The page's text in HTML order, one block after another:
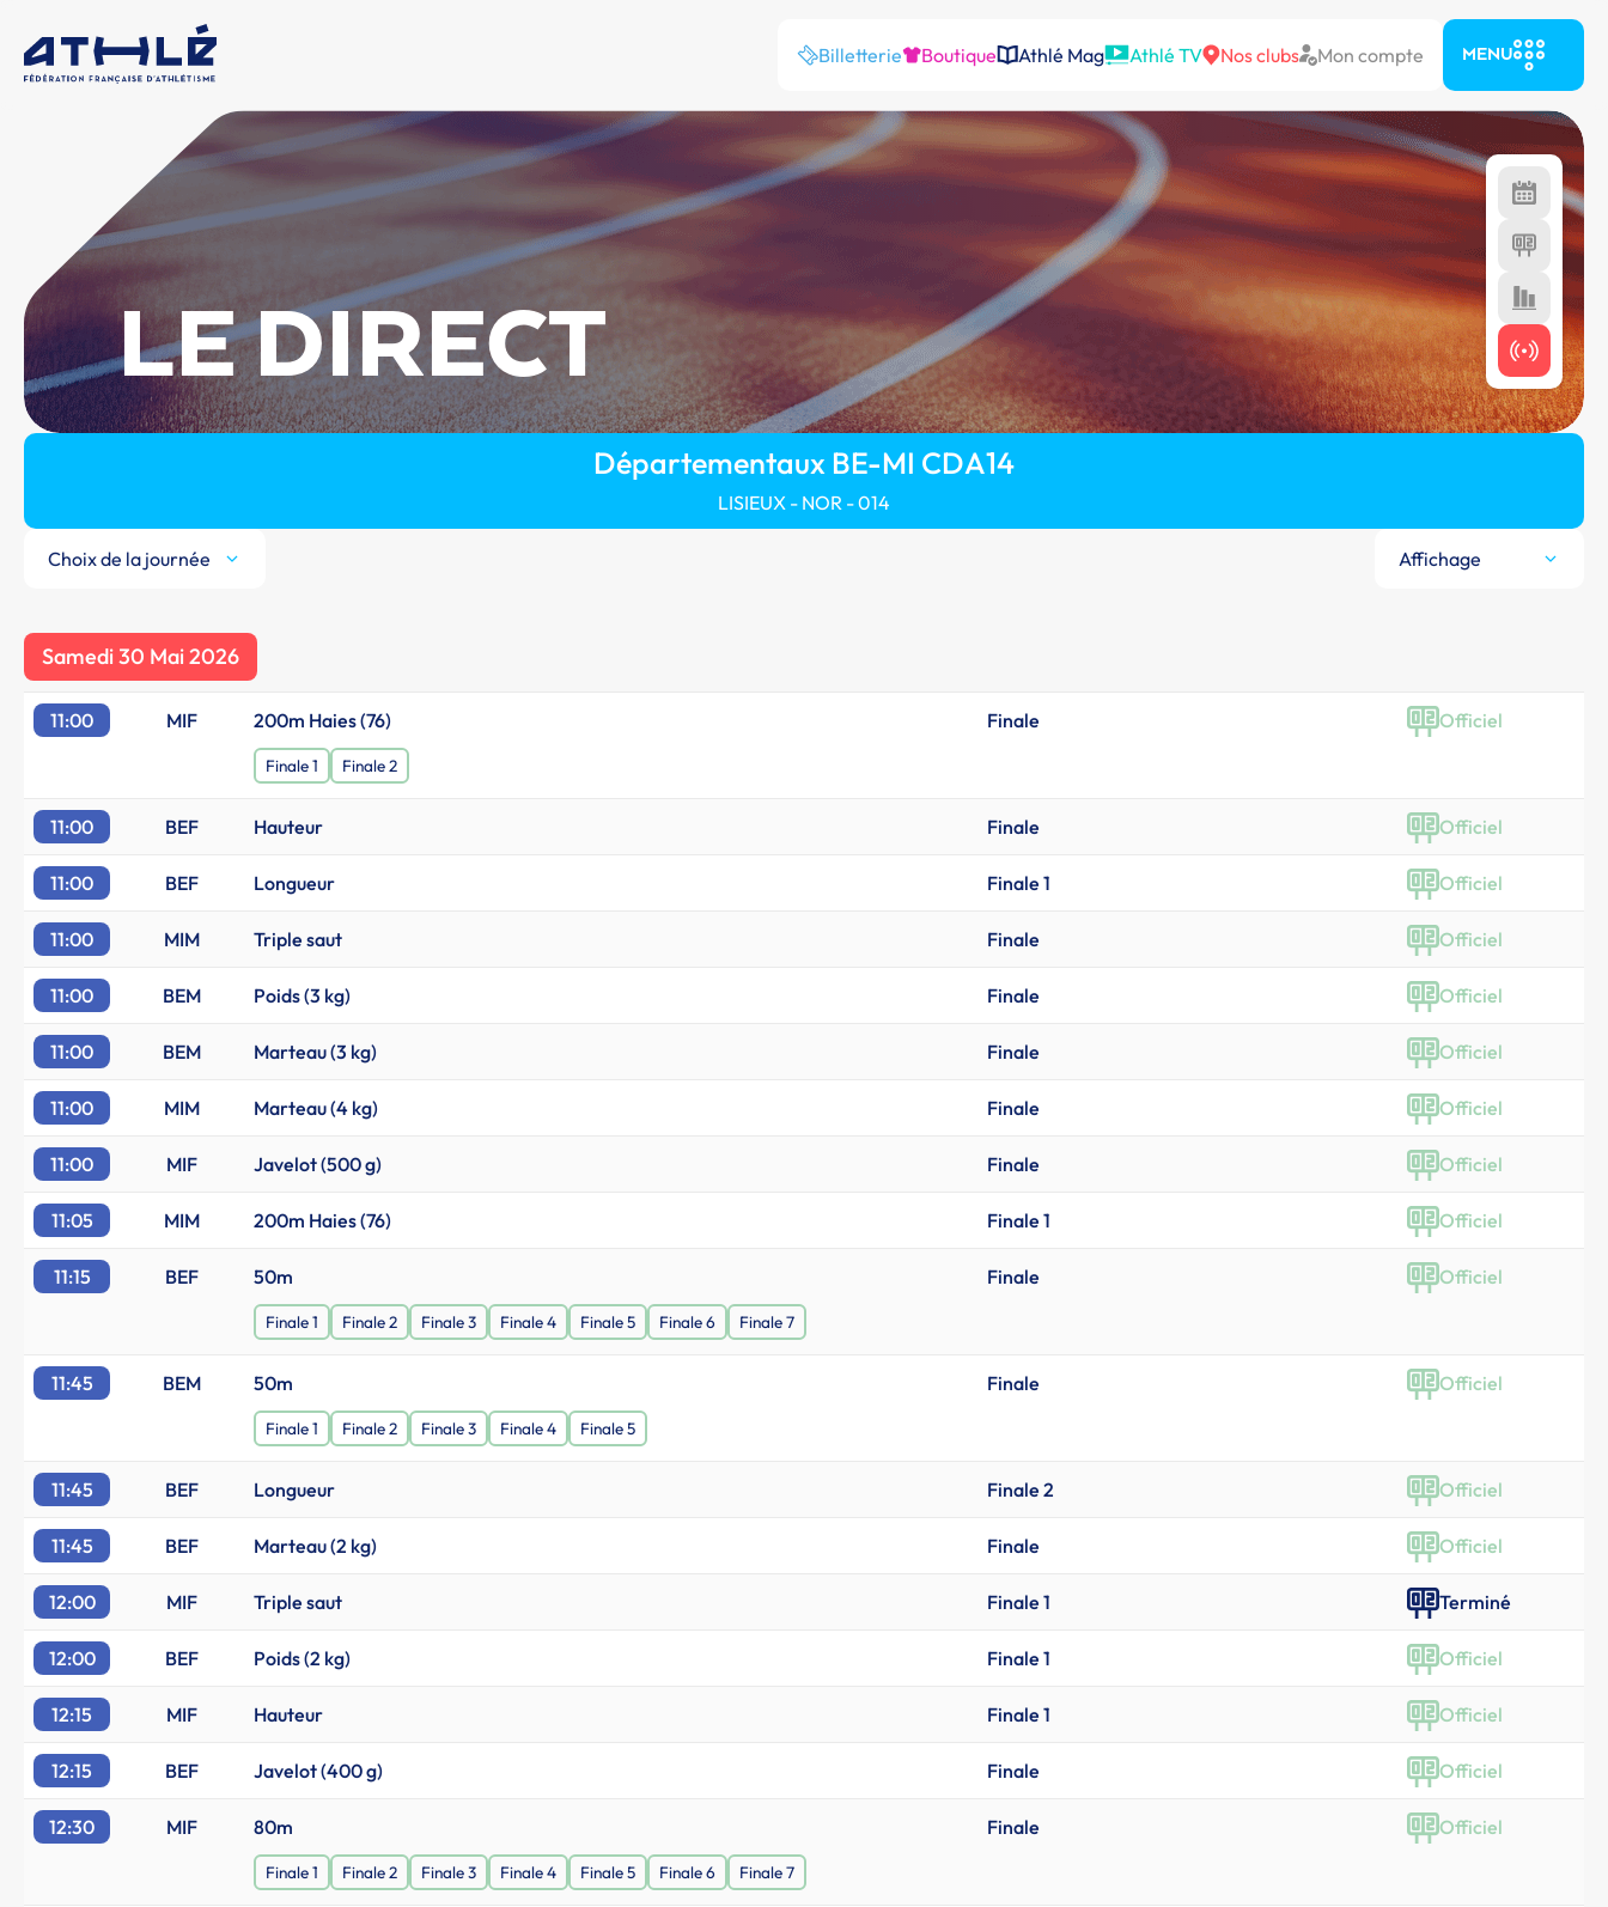
Billetterie Boutique Athlé Mag Athlé TV Nos clubs Mon compte MENU
LE DIRECT
Départementaux BE-MI CDA14
LISIEUX - NOR - 014
Choix de la journée Affichage
Samedi 30 Mai 2026
11:00 MIF 200m Haies (76) Finale Officiel
Finale 1 Finale 2
11:00 BEF Hauteur Finale Officiel
11:00 BEF Longueur Finale 1 Officiel
11:00 MIM Triple saut Finale Officiel
11:00 BEM Poids (3 kg) Finale Officiel
11:00 BEM Marteau (3 kg) Finale Officiel
11:00 MIM Marteau (4 kg) Finale Officiel
11:00 MIF Javelot (500 g) Finale Officiel
11:05 MIM 200m Haies (76) Finale 1 Officiel
11:15 BEF 50m Finale Officiel
Finale 1 Finale 2 Finale 3 Finale 4 Finale 5 Finale 6 Finale 7
11:45 BEM 50m Finale Officiel
Finale 1 Finale 2 Finale 3 Finale 4 Finale 5
11:45 BEF Longueur Finale 2 Officiel
11:45 BEF Marteau (2 kg) Finale Officiel
12:00 MIF Triple saut Finale 1 Terminé
12:00 BEF Poids (2 kg) Finale 1 Officiel
12:15 MIF Hauteur Finale 1 Officiel
12:15 BEF Javelot (400 g) Finale Officiel
12:30 MIF 80m Finale Officiel
Finale 1 Finale 2 Finale 3 Finale 4 Finale 5 Finale 6 Finale 7